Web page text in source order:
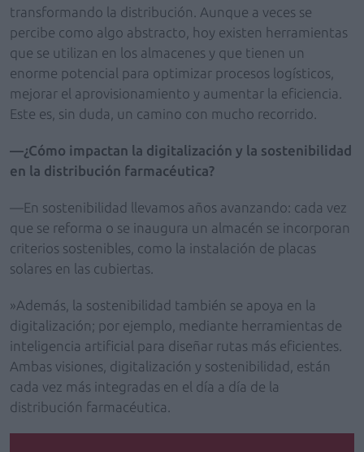
transformando la distribución. Aunque a veces se
percibe como algo abstracto, hoy existen herramientas
que se utilizan en los almacenes y que tienen un
enorme potencial para optimizar procesos logísticos,
mejorar el aprovisionamiento y aumentar la eficiencia.
Este es, sin duda, un camino con mucho recorrido.
—¿Cómo impactan la digitalización y la sostenibilidad
en la distribución farmacéutica?
—En sostenibilidad llevamos años avanzando: cada vez
que se reforma o se inaugura un almacén se incorporan
criterios sostenibles, como la instalación de placas
solares en las cubiertas.
»Además, la sostenibilidad también se apoya en la
digitalización; por ejemplo, mediante herramientas de
inteligencia artificial para diseñar rutas más eficientes.
Ambas visiones, digitalización y sostenibilidad, están
cada vez más integradas en el día a día de la
distribución farmacéutica.